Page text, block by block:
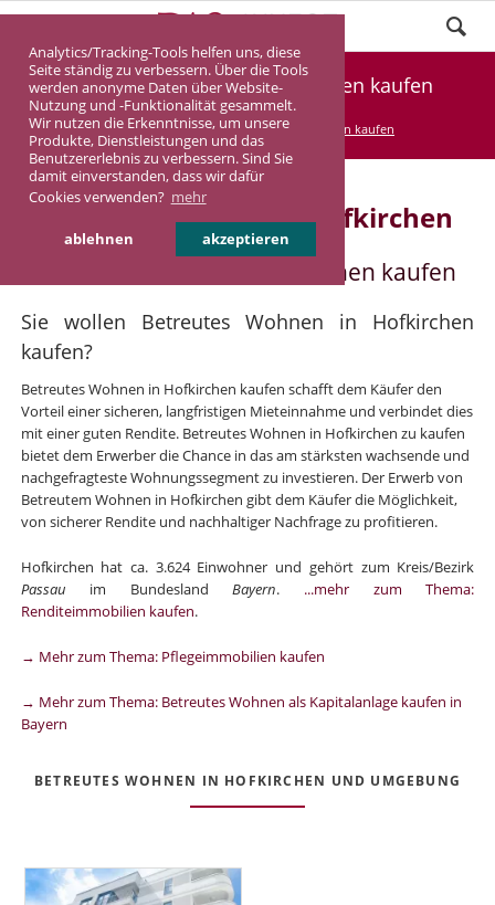
Analytics/Tracking-Tools helfen uns, diese
Seite ständig zu verbessern. Über die Tools
werden anonyme Daten über Website-
Nutzung und -Funktionalität gesammelt.
Wir nutzen die Erkenntnisse, um unsere
Produkte, Dienstleistungen und das
Benutzererlebnis zu verbessern. Sind Sie
damit einverstanden, dass wir dafür
Cookies verwenden? mehr
ablehnen akzeptieren
Betreutes Wohnen in Hofkirchen kaufen
DASINVEST Service Betreutes Wohnen kaufen
Betreutes Wohnen in Hofkirchen
Betreutes Wohnen in Hofkirchen kaufen
Sie wollen Betreutes Wohnen in Hofkirchen
kaufen?
Betreutes Wohnen in Hofkirchen kaufen schafft dem Käufer den
Vorteil einer sicheren, langfristigen Mieteinnahme und verbindet dies
mit einer guten Rendite. Betreutes Wohnen in Hofkirchen zu kaufen
bietet dem Erwerber die Chance in das am stärksten wachsende und
nachgefragteste Wohnungssegment zu investieren. Der Erwerb von
Betreutem Wohnen in Hofkirchen gibt dem Käufer die Möglichkeit,
von sicherer Rendite und nachhaltiger Nachfrage zu profitieren.
Hofkirchen hat ca. 3.624 Einwohner und gehört zum Kreis/Bezirk
Passau im BundeslandBayern. ...mehr zum Thema:
Renditeimmobilien kaufen.
→ Mehr zum Thema: Pflegeimmobilien kaufen
→ Mehr zum Thema: Betreutes Wohnen als Kapitalanlage kaufen in
Bayern
BETREUTES WOHNEN IN HOFKIRCHEN UND UMGEBUNG